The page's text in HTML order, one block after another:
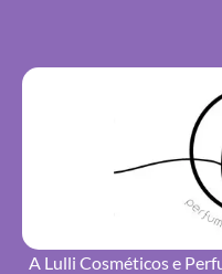
A Lulli Cosméticos e